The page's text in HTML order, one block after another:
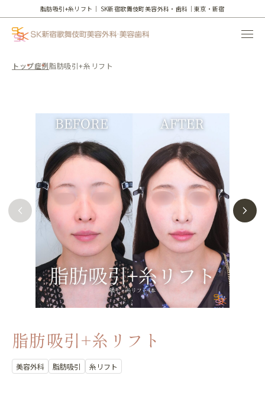
脂肪吸引+糸リフト｜ SK新宿歌舞伎町美容外科・歯科｜東京・新宿
トップ症例脂肪吸引+糸リフト
脂肪吸引+糸リフト
美容外科 脂肪吸引 糸リフト